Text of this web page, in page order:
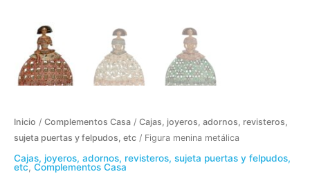
Inicio / Complementos Casa / Cajas, joyeros, adornos, revisteros,
sujeta puertas y felpudos, etc / Figura menina metálica
Cajas, joyeros, adornos, revisteros, sujeta puertas y felpudos,
etc, Complementos Casa